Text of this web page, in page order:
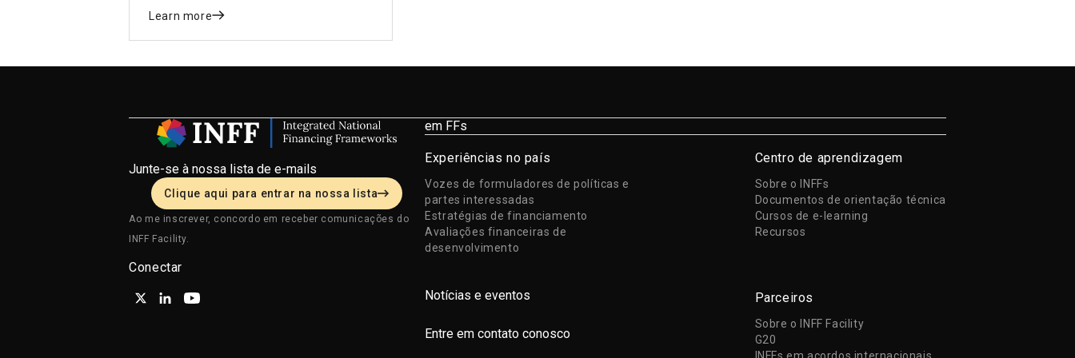
Learn more
Junte-se à nossa lista de e-mails
Clique aqui para entrar na nossa lista
Ao me inscrever, concordo em receber comunicações do
INFF Facility.
Conectar
em FFs
Experiências no país
Vozes de formuladores de políticas e
partes interessadas
Estratégias de financiamento
Avaliações financeiras de
desenvolvimento
Centro de aprendizagem
Sobre o INFFs
Documentos de orientação técnica
Cursos de e-learning
Recursos
Notícias e eventos Parceiros
Sobre o INFF Facility
G20
INFFs em acordos internacionais
Entre em contato conosco